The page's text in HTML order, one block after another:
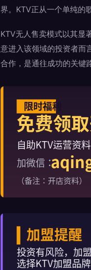
界。KTV正从一个单纯的
KTV无人售卖模式以其显
意进入该领域的投资者而
合作，是通往成功的关键